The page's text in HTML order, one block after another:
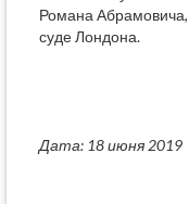
Романа Абрамовича,
суде Лондона.
Дата: 18 июня 2019